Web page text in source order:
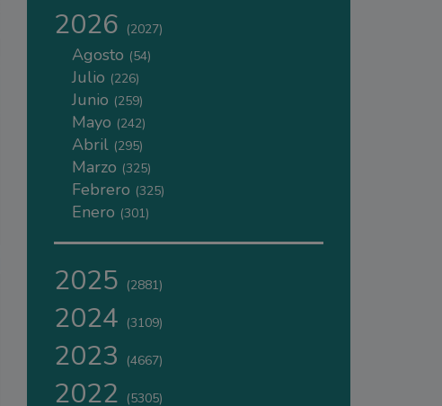
2026 (2027)
Agosto (54)
Julio (226)
Junio (259)
Mayo (242)
Abril (295)
Marzo (325)
Febrero (325)
Enero (301)
2025 (2881)
2024 (3109)
2023 (4667)
2022 (5305)